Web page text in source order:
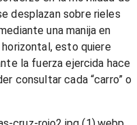
desplazan sobre rieles
una manija en
esto quiere
la fuerza ejercida hace
consultar cada “carro” o